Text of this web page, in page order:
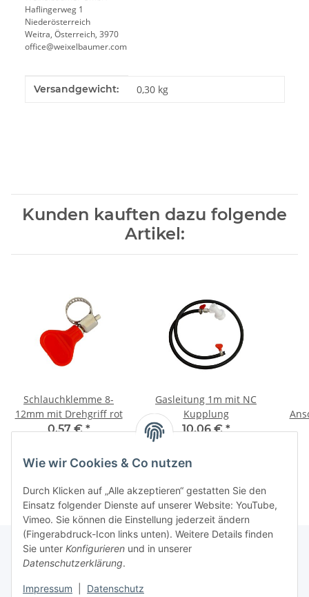
Wie wir Cookies & Co nutzen
Durch Klicken auf „Alle akzeptieren“ gestatten Sie den
Einsatz folgender Dienste auf unserer Website: YouTube,
Vimeo. Sie können die Einstellung jederzeit ändern
(Fingerabdruck-Icon links unten). Weitere Details finden
Sie unter Konfigurieren und in unserer
Datenschutzerklärung.
Impressum Datenschutz
Haflingerweg 1
Niederösterreich
Weitra, Österreich, 3970
office@weixelbaumer.com
Produkteigenschaft
Wert
Versandgewicht: 0,30 kg
Kunden kauften dazu folgende
Artikel:
Schlauchklemme 8-
12mm mit Drehgriff rot
0,57 €*
Gasleitung 1m mit NC
Kupplung
10,06 €*